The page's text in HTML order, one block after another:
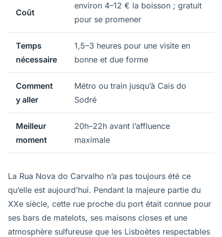
Coût
environ 4–12 € la boisson ; gratuit
pour se promener
Temps
nécessaire
1,5–3 heures pour une visite en
bonne et due forme
Comment
y aller
Métro ou train jusqu’à Cais do
Sodré
Meilleur
moment
20h–22h avant l’affluence
maximale
La Rua Nova do Carvalho n’a pas toujours été ce
qu’elle est aujourd’hui. Pendant la majeure partie du
XXe siècle, cette rue proche du port était connue pour
ses bars de matelots, ses maisons closes et une
atmosphère sulfureuse que les Lisboètes respectables